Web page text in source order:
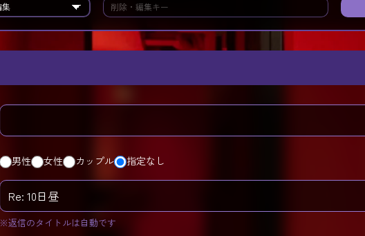
男性 女性 カップル 指定なし
※返信のタイトルは自動です